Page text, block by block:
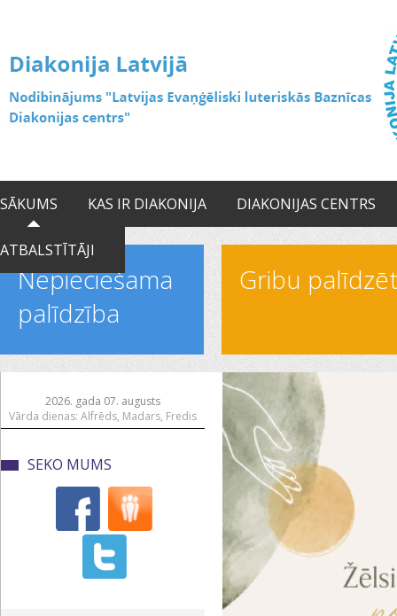
SĀKUMS KAS IR DIAKONIJA DIAKONIJAS CENTRS
ATBALSTĪTĀJI
Nepieciešama
palīdzība
Gribu palīdzēt
2026. gada 07. augusts
Vārda dienas: Alfrēds, Madars, Fredis
SEKO MUMS